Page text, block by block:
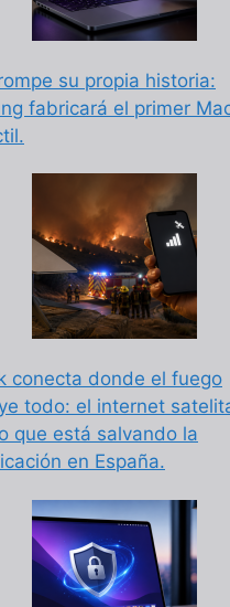
su propia historia:
fabricará el primer
conecta donde el fuego
todo: el internet
que está salvando la
en España.